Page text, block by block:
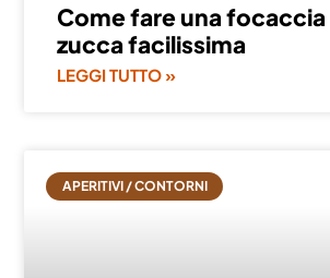
Come fare una focaccia
zucca facilissima
LEGGI TUTTO »
APERITIVI / CONTORNI